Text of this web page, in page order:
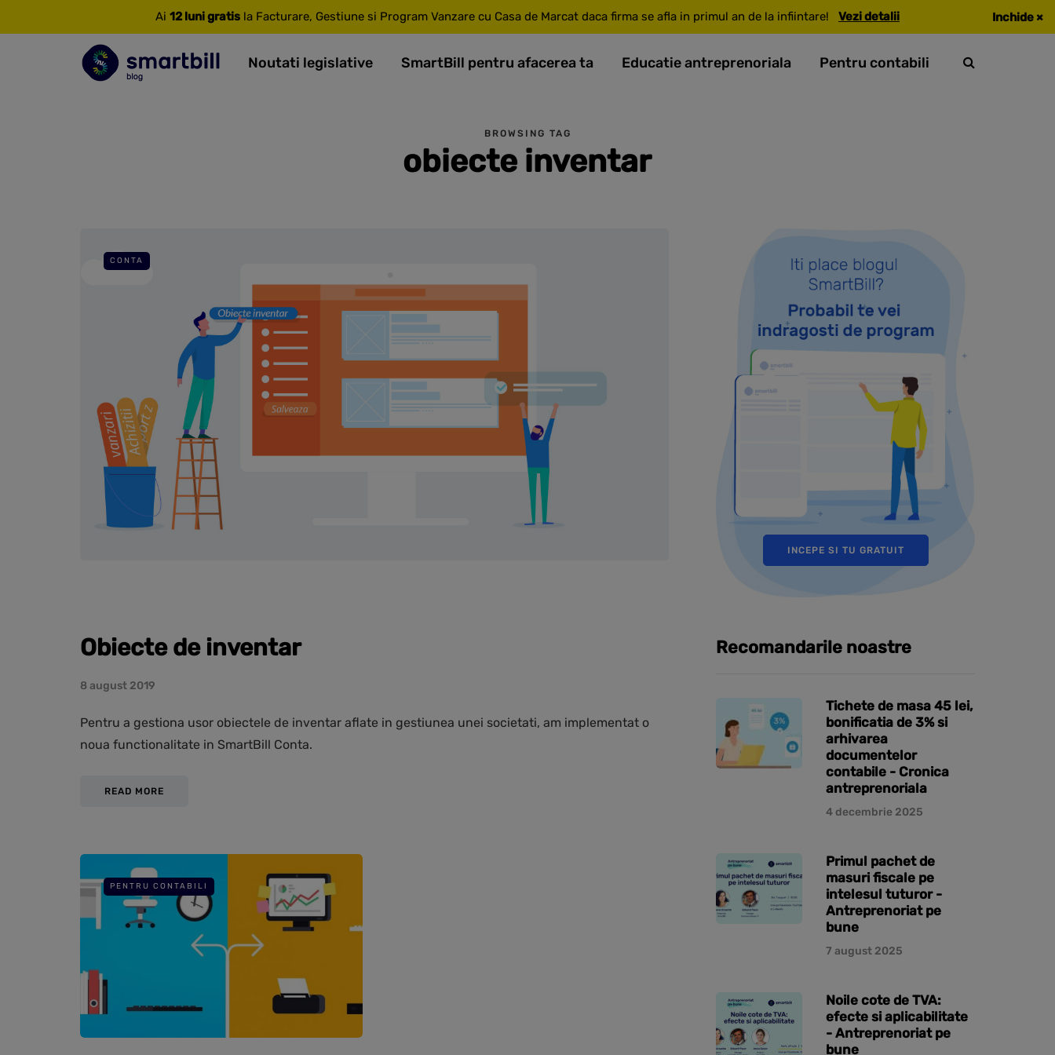
Ai 12 luni gratis la Facturare, Gestiune si Program Vanzare cu Casa de Marcat daca firma se afla in primul an de la infiintare! Vezi detalii Inchide ×
Noutati legislative SmartBill pentru afacerea ta Educatie antreprenoriala Pentru contabili
BROWSING TAG
obiecte inventar
CONTA
Obiecte de inventar
8 august 2019
Pentru a gestiona usor obiectele de inventar aflate in gestiunea unei societati, am implementat o
noua functionalitate in SmartBill Conta.
READ MORE
PENTRU CONTABILI
INCEPE SI TU GRATUIT
Recomandarile noastre
Tichete de masa 45 lei,
bonificatia de 3% si
arhivarea
documentelor
contabile - Cronica
antreprenoriala
4 decembrie 2025
Primul pachet de
masuri fiscale pe
intelesul tuturor -
Antreprenoriat pe
bune
7 august 2025
Noile cote de TVA:
efecte si aplicabilitate
- Antreprenoriat pe
bune